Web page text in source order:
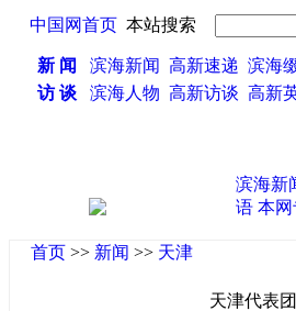
中国网首页 本站搜索
新 闻 滨海新闻 高新速递 滨海
访 谈
滨海人物 高新访谈 高新
滨海新
语 本
首页 >> 新闻 >> 天津
天津代表